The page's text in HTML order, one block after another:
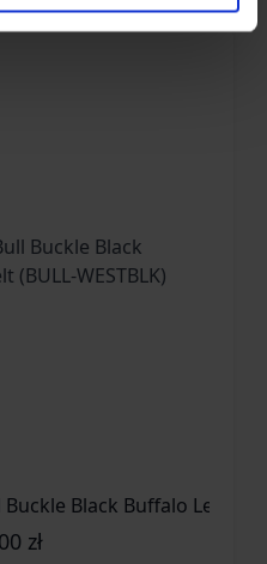
Black Buffalo Leather
zł